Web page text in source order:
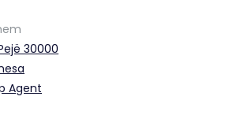
30000
Agent